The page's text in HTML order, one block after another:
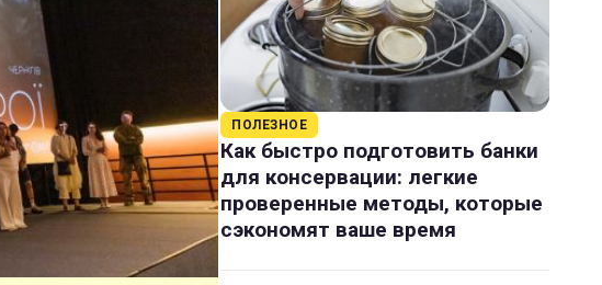
ПОЛЕЗНОЕ
Как быстро подготовить банки
для консервации: легкие
проверенные методы, которые
сэкономят ваше время